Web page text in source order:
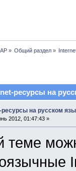
» Общий раздел»
ресурсы на
ресурсы на русском
2012, 01:47:43 »
теме